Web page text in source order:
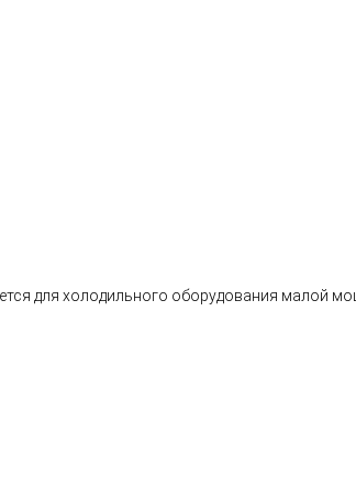
для холодильного оборудования малой